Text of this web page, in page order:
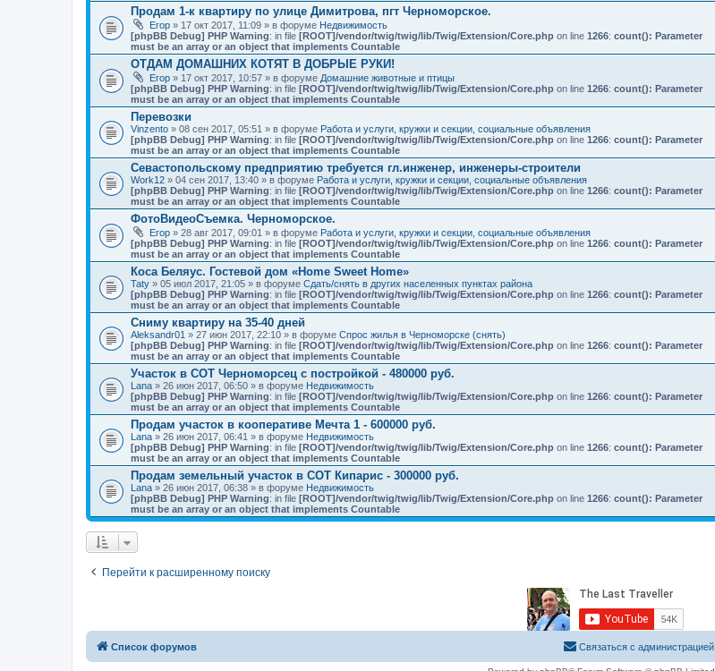
Продам 1-к квартиру по улице Димитрова, пгт Черноморское.
Егор » 17 окт 2017, 11:09 » в форуме Недвижимость
[phpBB Debug] PHP Warning: in file [ROOT]/vendor/twig/twig/lib/Twig/Extension/Core.php on line 1266: count(): Parameter
must be an array or an object that implements Countable
ОТДАМ ДОМАШНИХ КОТЯТ В ДОБРЫЕ РУКИ!
Егор » 17 окт 2017, 10:57 » в форуме Домашние животные и птицы
[phpBB Debug] PHP Warning: in file [ROOT]/vendor/twig/twig/lib/Twig/Extension/Core.php on line 1266: count(): Parameter
must be an array or an object that implements Countable
Перевозки
Vinzento » 08 сен 2017, 05:51 » в форуме Работа и услуги, кружки и секции, социальные объявления
[phpBB Debug] PHP Warning: in file [ROOT]/vendor/twig/twig/lib/Twig/Extension/Core.php on line 1266: count(): Parameter
must be an array or an object that implements Countable
Севастопольскому предприятию требуется гл.инженер, инженеры-строители
Work12 » 04 сен 2017, 13:40 » в форуме Работа и услуги, кружки и секции, социальные объявления
[phpBB Debug] PHP Warning: in file [ROOT]/vendor/twig/twig/lib/Twig/Extension/Core.php on line 1266: count(): Parameter
must be an array or an object that implements Countable
ФотоВидеоСъемка. Черноморское.
Егор » 28 авг 2017, 09:01 » в форуме Работа и услуги, кружки и секции, социальные объявления
[phpBB Debug] PHP Warning: in file [ROOT]/vendor/twig/twig/lib/Twig/Extension/Core.php on line 1266: count(): Parameter
must be an array or an object that implements Countable
Коса Беляус. Гостевой дом «Home Sweet Home»
Taty » 05 июл 2017, 21:05 » в форуме Сдать/снять в других населенных пунктах района
[phpBB Debug] PHP Warning: in file [ROOT]/vendor/twig/twig/lib/Twig/Extension/Core.php on line 1266: count(): Parameter
must be an array or an object that implements Countable
Сниму квартиру на 35-40 дней
Aleksandr01 » 27 июн 2017, 22:10 » в форуме Спрос жилья в Черноморске (снять)
[phpBB Debug] PHP Warning: in file [ROOT]/vendor/twig/twig/lib/Twig/Extension/Core.php on line 1266: count(): Parameter
must be an array or an object that implements Countable
Участок в СОТ Черноморсец с постройкой - 480000 руб.
Lana » 26 июн 2017, 06:50 » в форуме Недвижимость
[phpBB Debug] PHP Warning: in file [ROOT]/vendor/twig/twig/lib/Twig/Extension/Core.php on line 1266: count(): Parameter
must be an array or an object that implements Countable
Продам участок в кооперативе Мечта 1 - 600000 руб.
Lana » 26 июн 2017, 06:41 » в форуме Недвижимость
[phpBB Debug] PHP Warning: in file [ROOT]/vendor/twig/twig/lib/Twig/Extension/Core.php on line 1266: count(): Parameter
must be an array or an object that implements Countable
Продам земельный участок в СОТ Кипарис - 300000 руб.
Lana » 26 июн 2017, 06:38 » в форуме Недвижимость
[phpBB Debug] PHP Warning: in file [ROOT]/vendor/twig/twig/lib/Twig/Extension/Core.php on line 1266: count(): Parameter
must be an array or an object that implements Countable
Перейти к расширенному поиску
Список форумов Связаться с администрацией